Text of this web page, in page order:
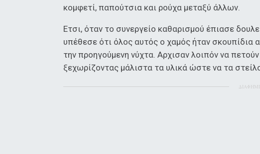
κομφετί, παπούτσια και ρούχα μεταξύ άλλων.
Ετσι, όταν το συνεργείο καθαρισμού έπιασε
υπέθεσε ότι όλος αυτός ο χαμός ήταν σκουπίδια
την προηγούμενη νύχτα. Αρχισαν λοιπόν να
ξεχωρίζοντας μάλιστα τα υλικά ώστε να τα